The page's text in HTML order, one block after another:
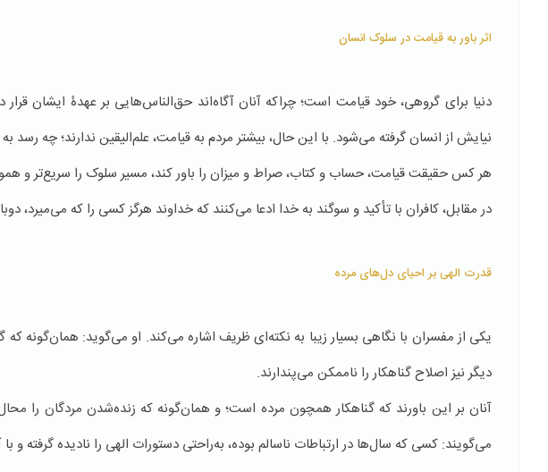
اثر باور به قیامت در سلوک انسان
دنیا برای گروهی، خود قیامت است؛ چراکه آنان آگاه‌اند حق‌الناس‌هایی بر عهدۀ ایشان
نیایش از انسان گرفته می‌شود. با این حال، بیشتر مردم به قیامت، علم‌الیقین ندارند؛ چه رسد
هر کس حقیقت قیامت، حساب و کتاب، صراط و میزان را باور کند، مسیر سلوک را سریع‌تر و
در مقابل، کافران با تأکید و سوگند به خدا ادعا می‌کنند که خداوند هرگز کسی را که می‌میرد،
قدرت الهی بر احیای دل‌های مرده
یکی از مفسران با نگاهی بسیار زیبا به نکته‌ای ظریف اشاره می‌کند. او می‌گوید: همان‌گونه که
دیگر نیز اصلاح گناهکار را ناممکن می‌پندارند.
آنان بر این باورند که گناهکار همچون مرده است؛ و همان‌گونه که زنده‌شدن مردگان را
می‌گویند: کسی که سال‌ها در ارتباطات ناسالم بوده، به‌راحتی دستورات الهی را نادیده